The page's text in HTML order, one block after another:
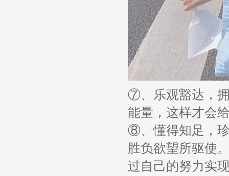
⑦、乐观豁达，
能量，这样才会
⑧、懂得知足，
胜负欲望所驱使
过自己的努力实